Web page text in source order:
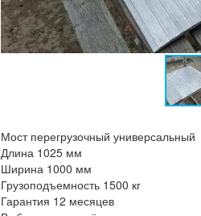
Мост перегрузочный универсальный
Длина 1025 мм
Ширина 1000 мм
Грузоподъемность 1500 кг
Гарантия 12 месяцев